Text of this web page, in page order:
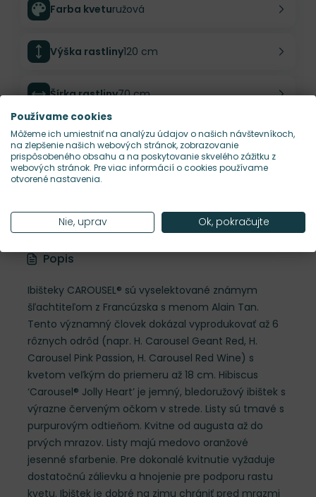
Farba kveturužová
Výška rastliny120 cm
Šírka rastliny70 cm
Habitus rastlinyvzpriamený
Hustota výsadby
Nároky na slnko
Popis
Ibišteky CAROUSEL® sú vyselektované známym
šľachtiteľom z Francúzska s menom Alain Tan.
Tento významný človek dokázal vyprodukovať až 6
rôznych odrôd (napr. H. Carousel Geant Red, H.
Carousel Pink Passion, H. Carousel Red Wine) s
kvetom veľkým do priemeru až 18 cm. Hibiscus
‘Carousel® Jolly Heart’ je jemný, bledoružový ibištek s
výrazne červeným očkom v strede. Listy sú tmavé s
purpurovým odtieňom. Kvitne od augusta až do
prvých mrazov. Listy majú medovo oranžové
jesenné sfarbenie. Pre dokonalé kvitnutie vyžaduje
dostatočnú zálievku a hnojenie pre podporu rastu
kvetu. Ibištek je dobré na zimu chrániť pred mrazmi
Používame cookies
Môžeme ich umiestniť na analýzu údajov o našich návštevníkoch,
na zlepšenie našich webových stránok, zobrazovanie
prispôsobeného obsahu a na poskytovanie skvelého zážitku z
webových stránok. Pre viac informácií o cookies používame
otvorené nastavenia.
Nie, uprav Ok, pokračujte